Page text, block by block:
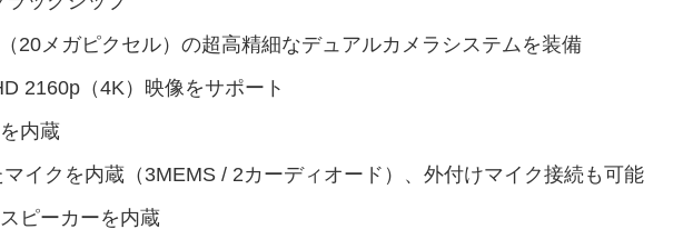
20メガピクセル）の超高精細なデュアルカメラシステムを装備
2160p（4K）映像をサポート
内蔵
イクを内蔵（3MEMS / 2カーディオード）、外付けマイク接続も可能
ピーカーを内蔵